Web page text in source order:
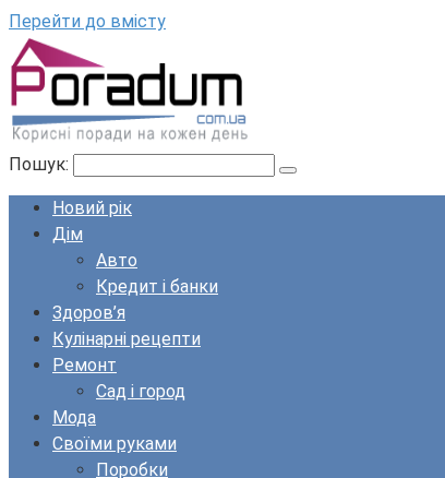
Перейти до вмісту
Пошук:
Новий рік
Дім
Авто
Кредит і банки
Здоров’я
Кулінарні рецепти
Ремонт
Сад і город
Мода
Своїми руками
Поробки